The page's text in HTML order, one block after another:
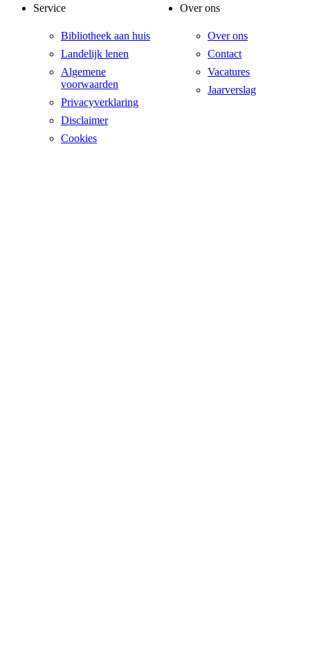
Service
Bibliotheek aan huis
Landelijk lenen
Algemene
voorwaarden
Privacyverklaring
Disclaimer
Cookies
Over ons
Over ons
Contact
Vacatures
Jaarverslag